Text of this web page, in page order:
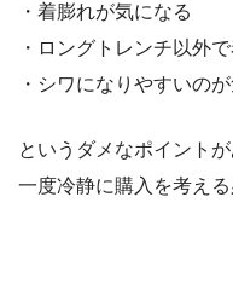
・着膨れが気になる
・ロングトレンチ以外
・シワになりやすいの
というダメなポイント
一度冷静に購入を考える